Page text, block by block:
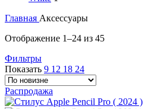
Главная Аксессуары
Отображение 1–24 из 45
Фильтры
Показать 9 12 18 24
Распродажа